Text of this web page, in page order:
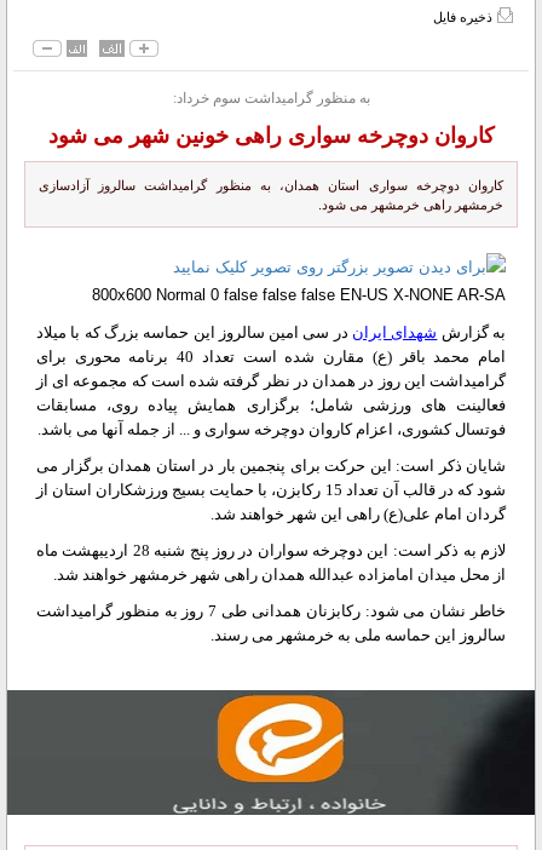
ذخیره فایل
به منظور گرامیداشت سوم خرداد:
کاروان دوچرخه سواری راهی خونین شهر می شود
کاروان دوچرخه سواری استان همدان، به منظور گرامیداشت سالروز آزادسازی
خرمشهر راهی خرمشهر می شود.
800x600 Normal 0 false false false EN-US X-NONE AR-SA
به گزارش شهدای ایران در سی امین سالروز این حماسه بزرگ که با میلاد
امام محمد باقر (ع) مقارن شده است تعداد 40 برنامه محوری برای
گرامیداشت این روز در همدان در نظر گرفته شده است که مجموعه ای از
فعالینت های ورزشی شامل؛ برگزاری همایش پیاده روی، مسابقات
فوتسال کشوری، اعزام کاروان دوچرخه سواری و ... از جمله آنها می باشد.
شایان ذکر است: این حرکت برای پنجمین بار در استان همدان برگزار می
شود که در قالب آن تعداد 15 رکابزن، با حمایت بسیج ورزشکاران استان از
گردان امام علی(ع) راهی این شهر خواهند شد.
لازم به ذکر است: این دوچرخه سواران در روز پنج شنبه 28 اردیبهشت ماه
از محل میدان امامزاده عبدالله همدان راهی شهر خرمشهر خواهند شد.
خاطر نشان می شود: رکابزنان همدانی طی 7 روز به منظور گرامیداشت
سالروز این حماسه ملی به خرمشهر می رسند.